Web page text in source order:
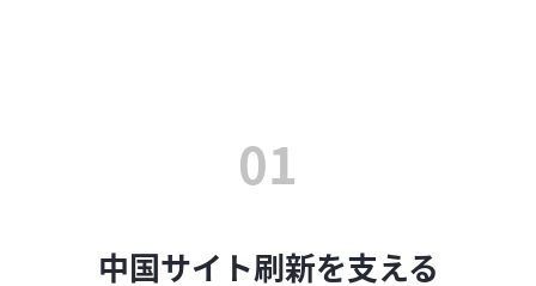
01
中国サイト刷新を支える